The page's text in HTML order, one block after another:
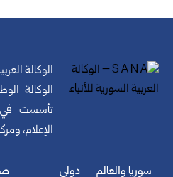
الوكالة
الوكالة
الإعلام،
سوريا والعالم
دولي